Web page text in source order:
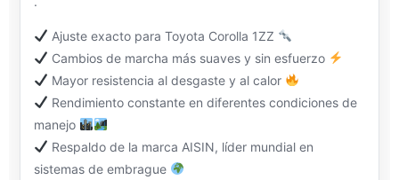
Ajuste exacto para Toyota Corolla 1ZZ
Cambios de marcha más suaves y sin esfuerzo
Mayor resistencia al desgaste y al calor
Rendimiento constante en diferentes condiciones de
manejo
Respaldo de la marca AISIN, líder mundial en
sistemas de embrague